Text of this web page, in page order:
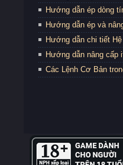
Hướng dẫn ép dòng
Hướng dẫn ép và
Hướng dẫn chi tiết
Hướng dẫn nâng cấp
Các Lệnh Cơ Bản